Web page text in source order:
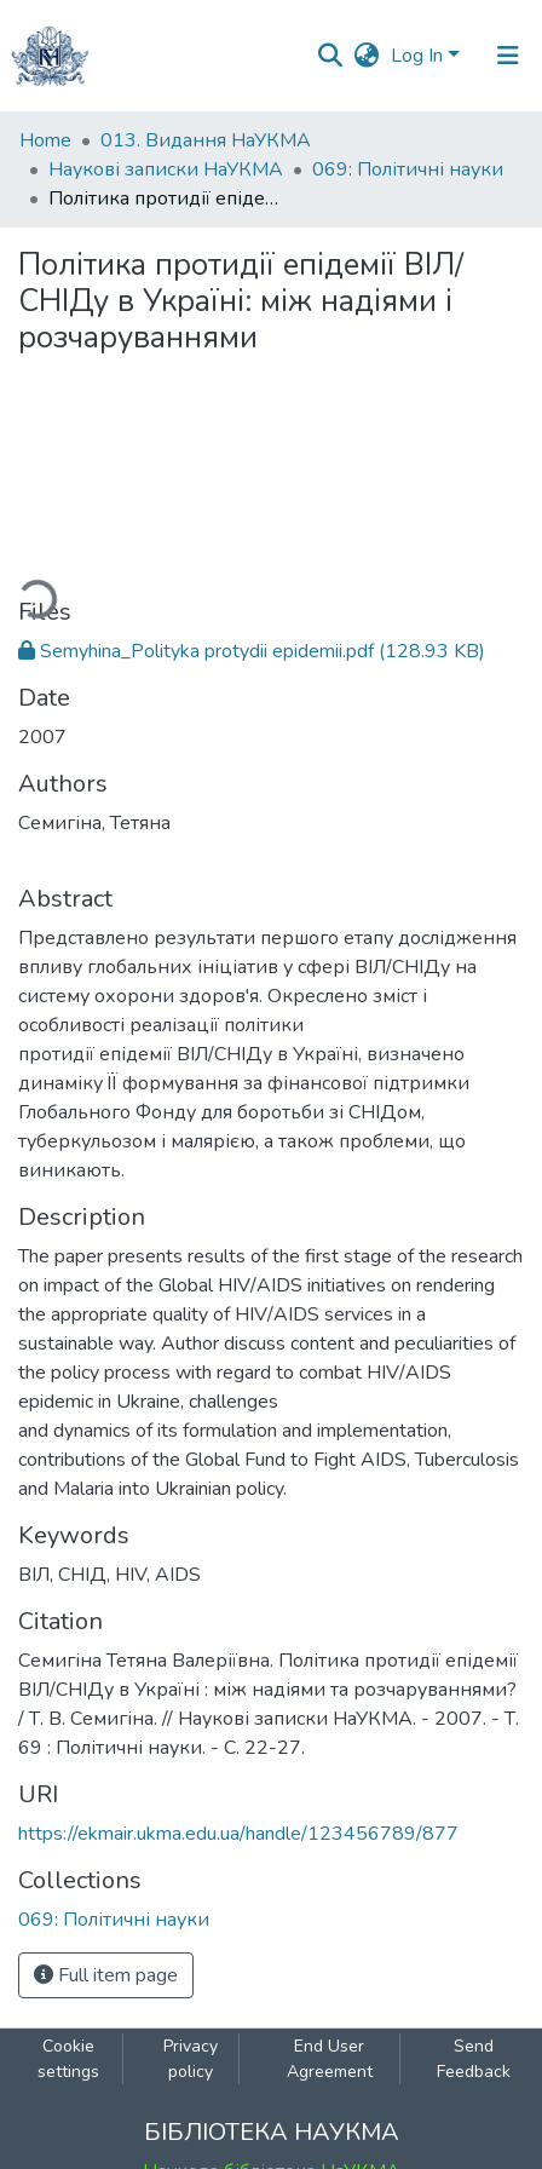
Log In
Communities
&
Collections
Statistics
Home
013. Видання НаУКМА
Наукові записки НаУКМА
069: Політичні науки
Політика протидії епідемії ВІЛ/СНІДу в Україні: між надіями і розчаруваннями
Політика протидії епідемії ВІЛ/
СНІДу в Україні: між надіями і
розчаруваннями
Files
Semyhina_Polityka protydii epidemii.pdf(128.93 KB)
Date
2007
Authors
Семигіна, Тетяна
Abstract
Представлено результати першого етапу дослідження
впливу глобальних ініціатив у сфері ВІЛ/СНІДу на
систему охорони здоров'я. Окреслено зміст і
особливості реалізації політики
протидії епідемії ВІЛ/СНІДу в Україні, визначено
динаміку ЇЇ формування за фінансової підтримки
Глобального Фонду для боротьби зі СНІДом,
туберкульозом і малярією, а також проблеми, що
виникають.
Description
The paper presents results of the first stage of the research
on impact of the Global HIV/AIDS initiatives on rendering
the appropriate quality of HIV/AIDS services in a
sustainable way. Author discuss content and peculiarities of
the policy process with regard to combat HIV/AIDS
epidemic in Ukraine, challenges
and dynamics of its formulation and implementation,
contributions of the Global Fund to Fight AIDS, Tuberculosis
and Malaria into Ukrainian policy.
Keywords
ВІЛ, СНІД, HIV, AIDS
Citation
Семигіна Тетяна Валеріївна. Політика протидії епідемії
ВІЛ/СНІДу в Україні : між надіями та розчаруваннями?
/ Т. В. Семигіна. // Наукові записки НаУКМА. - 2007. - Т.
69 : Політичні науки. - С. 22-27.
URI
https://ekmair.ukma.edu.ua/handle/123456789/877
Collections
069: Політичні науки
Full item page
Cookie
settings
Privacy
policy
End User
Agreement
Send
Feedback
БІБЛІОТЕКА НАУКМА